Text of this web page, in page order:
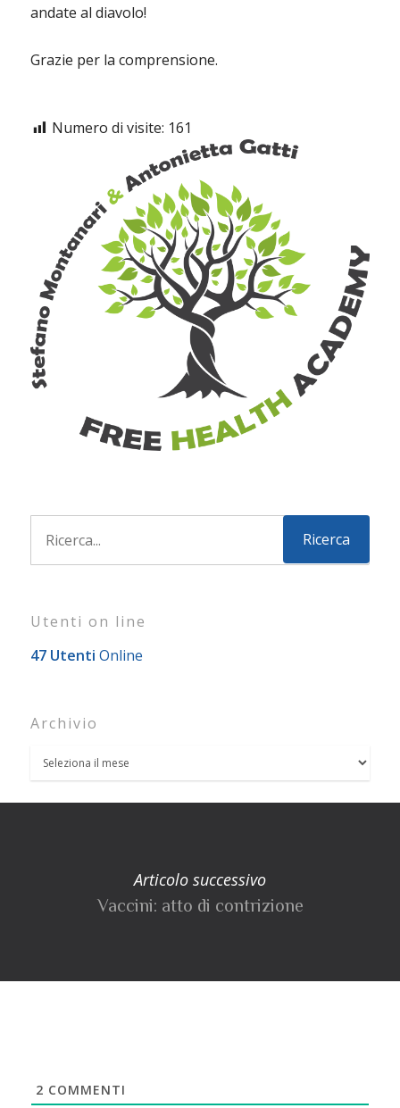
andate al diavolo!
Grazie per la comprensione.
Numero di visite: 161
Utenti on line
47 Utenti Online
Archivio
Articolo successivo
Vaccini: atto di contrizione
2 COMMENTI